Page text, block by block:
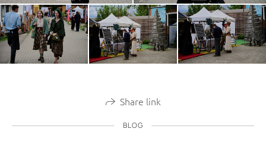
Share link
BLOG